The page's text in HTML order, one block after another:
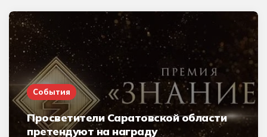
События
Просветители Саратовской области
претендуют на награду